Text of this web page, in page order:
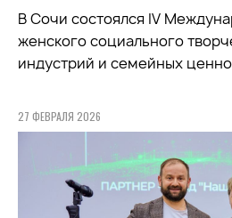
В Сочи состоялся IV
женского социального
индустрий и семейных
27 ФЕВРАЛЯ 2026